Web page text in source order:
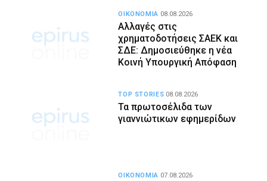
Αλλαγές στις
χρηματοδοτήσεις ΣΑΕΚ και
ΣΔΕ: Δημοσιεύθηκε η νέα
Κοινή Υπουργική Απόφαση
ΟΙΚΟΝΟΜΙΑ 08.08.2026
Τα πρωτοσέλιδα των
γιαννιώτικων εφημερίδων
TOP STORIES 08.08.2026
ΟΙΚΟΝΟΜΙΑ 07.08.2026